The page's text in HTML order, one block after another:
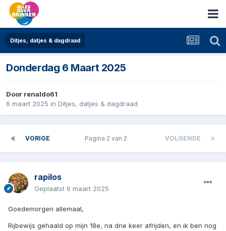
Ditjes, datjes & dagdraad
Donderdag 6 Maart 2025
Door renaldo61
6 maart 2025 in Ditjes, datjes & dagdraad
VORIGE VOLGENDE
Pagina 2 van 2
rapilos
Geplaatst 6 maart 2025
Goedemorgen allemaal,
Rijbewijs gehaald op mijn 18e, na drie keer afrijden, en ik ben nog